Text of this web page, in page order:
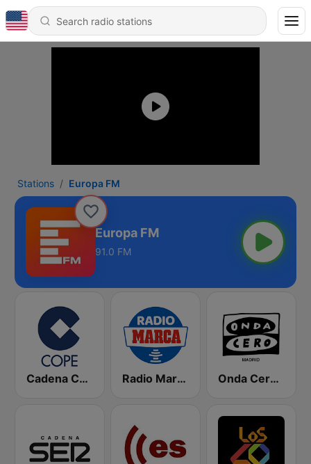
Stations Europa FM
Europa FM
91.0 FM
Cadena COPE Radio Marca Nacional Onda Cero Madrid